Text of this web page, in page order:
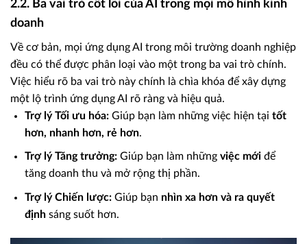
2.2. Ba vai trò cốt lõi của AI trong mọi mô hình kinh
doanh
Về cơ bản, mọi ứng dụng AI trong môi trường doanh nghiệp
đều có thể được phân loại vào một trong ba vai trò chính.
Việc hiểu rõ ba vai trò này chính là chìa khóa để xây dựng
một lộ trình ứng dụng AI rõ ràng và hiệu quả.
Trợ lý Tối ưu hóa:Giúp bạn làm những việc hiện tại tốt
hơn, nhanh hơn, rẻ hơn.
Trợ lý Tăng trưởng:Giúp bạn làm những việc mớiđể
tăng doanh thu và mở rộng thị phần.
Trợ lý Chiến lược:Giúp bạn nhìn xa hơn và ra quyết
địnhsáng suốt hơn.